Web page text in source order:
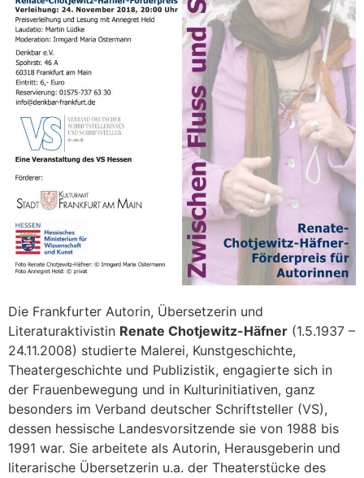
Die Frankfurter Autorin, Übersetzerin und
Literaturaktivistin Renate Chotjewitz-Häfner (1.5.1937 –
24.11.2008) studierte Malerei, Kunstgeschichte,
Theatergeschichte und Publizistik, engagierte sich in
der Frauenbewegung und in Kulturinitiativen, ganz
besonders im Verband deutscher Schriftsteller (VS),
dessen hessische Landesvorsitzende sie von 1988 bis
1991 war. Sie arbeitete als Autorin, Herausgeberin und
literarische Übersetzerin u.a. der Theaterstücke des